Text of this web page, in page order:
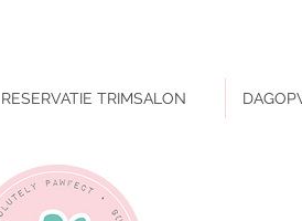
RESERVATIE TRIMSALON